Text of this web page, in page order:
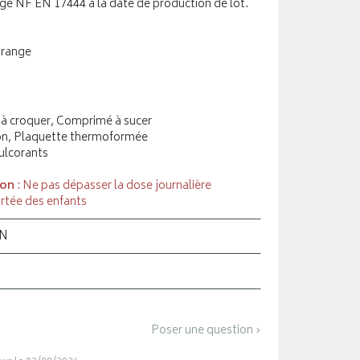
NF EN 17444 à la date de production de lot.
croquer, Comprimé à sucer
Plaquette thermoformée
: Ne pas dépasser la dose journalière
des enfants
Poser une question ›